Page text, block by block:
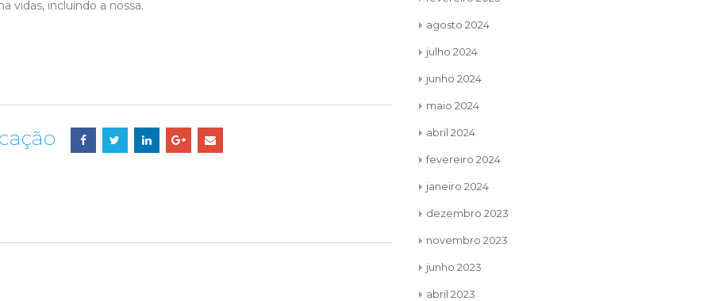
vidas, incluindo a nossa.
agosto 2024
julho 2024
junho 2024
maio 2024
abril 2024
fevereiro 2024
janeiro 2024
dezembro 2023
novembro 2023
junho 2023
abril 2023